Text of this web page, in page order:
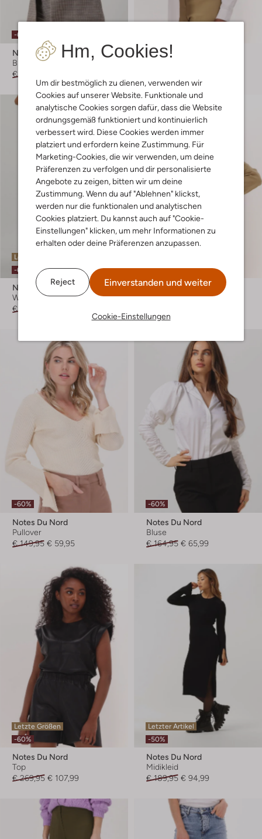
Hm, Cookies!
Um dir bestmöglich zu dienen, verwenden wir
Cookies auf unserer Website. Funktionale und
analytische Cookies sorgen dafür, dass die Website
ordnungsgemäß funktioniert und kontinuierlich
verbessert wird. Diese Cookies werden immer
platziert und erfordern keine Zustimmung. Für
Marketing-Cookies, die wir verwenden, um deine
Präferenzen zu verfolgen und dir personalisierte
Angebote zu zeigen, bitten wir um deine
Zustimmung. Wenn du auf "Ablehnen" klickst,
werden nur die funktionalen und analytischen
Cookies platziert. Du kannst auch auf "Cookie-
Einstellungen" klicken, um mehr Informationen zu
erhalten oder deine Präferenzen anzupassen.
Reject Einverstanden und weiter
Cookie-Einstellungen
-60%
Notes Du Nord
Blazer
€ 269,95
Notes Du Nord
Letzter Artikel
-60%
Notes Du Nord
Weite Hose
€ 189,85
-60%
Notes Du Nord
Blazer
-60%
Notes Du Nord
Pullover
€ 149,95 € 59,95
-60%
Notes Du Nord
Bluse
€ 164,95 € 65,99
Letzte Größen
-60%
Notes Du Nord
Top
€ 269,95 € 107,99
Letzter Artikel
-50%
Notes Du Nord
Midikleid
€ 189,95 € 94,99